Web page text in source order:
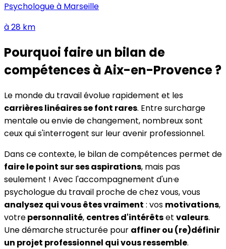
Psychologue à Marseille
à28 km
Pourquoi faire un bilan de
compétencesà Aix-en-Provence?
Le monde du travail évolue rapidement et les
carrières linéaires se font rares. Entre surcharge
mentale ou envie de changement, nombreux sont
ceux qui s'interrogent sur leur avenir professionnel.
Dans ce contexte, le bilan de compétences permet de
faire le point sur ses aspirations, mais pas
seulement ! Avec l'accompagnement d'un·e
psychologue du travail proche de chez vous, vous
analysez qui vous êtes vraiment : vos motivations,
votrepersonnalité, centres d'intérêtset valeurs.
Une démarche structurée pour affiner ou (re)définir
un projet professionnel qui vous ressemble.